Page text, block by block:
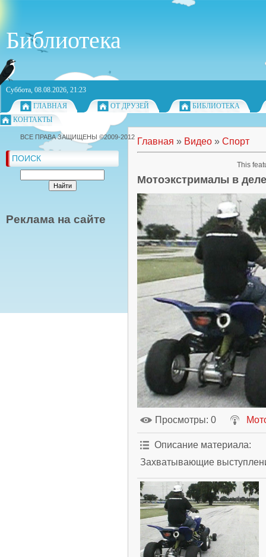
Библиотека
Суббота, 08.08.2026, 21:23
ГЛАВНАЯ
ОТ ДРУЗЕЙ
БИБЛИОТЕКА
КОНТАКТЫ
ПОИСК
Реклама на сайте
Главная » Видео » Спорт
Мотоэкстрималы в деле
Просмотры: 0
Описание материала:
Захватывающие
ВСЕ ПРАВА ЗАЩИЩЕНЫ ©2009-2012
This